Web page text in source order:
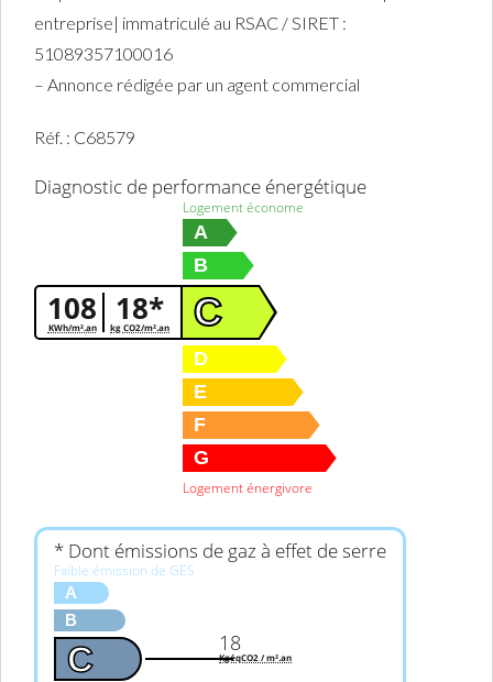
entreprise| immatriculé au RSAC / SIRET :
51089357100016
– Annonce rédigée par un agent commercial
Réf. : C68579
Diagnostic de performance énergétique
108
KWh/m².an 18*
kg CO2/m².an
Logement économe
A
B
C
D
E
F
G
Logement énergivore
* Dont émissions de gaz à effet de serre
Faible émission de GES
A
B
C 18
KgéqCO2 / m².an